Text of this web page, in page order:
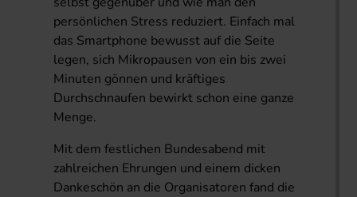
persönlichen Stress reduziert. Einfach mal
das Smartphone bewusst auf die Seite
legen, sich Mikropausen von ein bis zwei
Minuten gönnen und kräftiges
Durchschnaufen bewirkt schon eine ganze
Menge.
Mit dem festlichen Bundesabend mit
zahlreichen Ehrungen und einem dicken
Dankeschön an die Organisatoren fand die